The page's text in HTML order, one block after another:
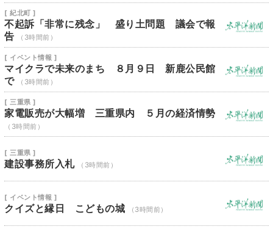
[ 紀北町 ]
不起訴「非常に残念」 盛り土問題 議会で報
告
（3時間前）
[ イベント情報 ]
マイクラで未来のまち ８月９日 新鹿公民館
で
（3時間前）
[ 三重県 ]
家電販売が大幅増 三重県内 ５月の経済情勢
（3時間前）
[ 三重県 ]
建設事務所入札 （3時間前）
[ イベント情報 ]
クイズと縁日 こどもの城 （3時間前）